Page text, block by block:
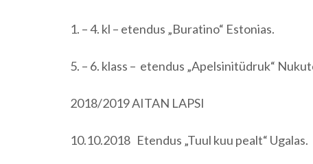
1. – 4. kl – etendus „Buratino“ Estonias.
5. – 6. klass – etendus „Apelsinitüdruk“
2018/2019 AITAN LAPSI
10.10.2018 Etendus „Tuul kuu pealt“ Ugalas.